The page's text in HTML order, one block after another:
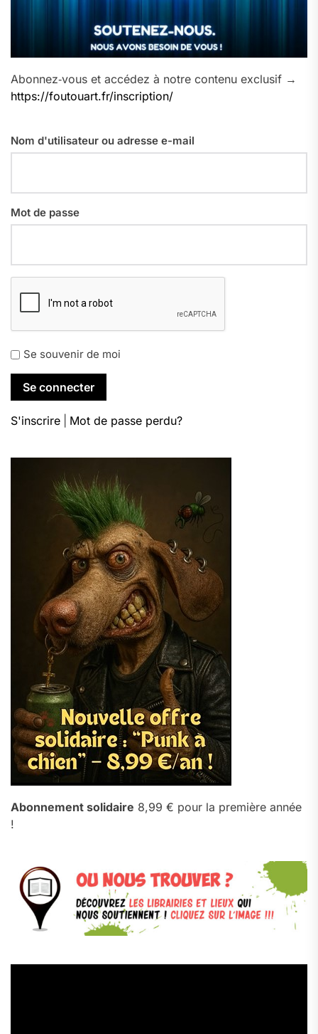
Abonnez‑vous et accédez à notre contenu exclusif →
https://foutouart.fr/inscription/
Nom d'utilisateur ou adresse e-mail
Mot de passe
Se souvenir de moi
S'inscrire Mot de passe perdu?
Abonnement solidaire 8,99 € pour la première année
!